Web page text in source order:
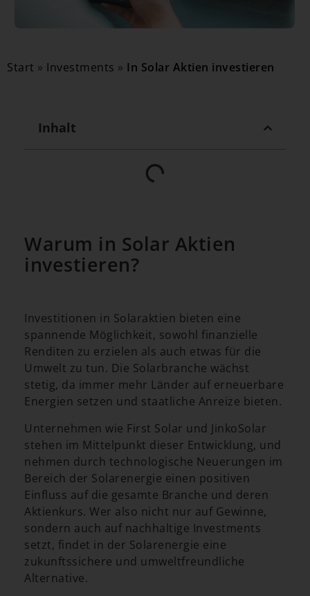
Start » Investments » In Solar Aktien investieren
Inhalt
Warum in Solar Aktien
investieren?
Investitionen in Solaraktien bieten eine
spannende Möglichkeit, sowohl finanzielle
Renditen zu erzielen als auch etwas für die
Umwelt zu tun. Die Solarbranche wächst
stetig, da immer mehr Länder auf erneuerbare
Energien setzen und staatliche Anreize bieten.
Unternehmen wie First Solar und JinkoSolar
stehen im Mittelpunkt dieser Entwicklung, und
nehmen durch technologische Neuerungen im
Bereich der Solarenergie einen positiven
Einfluss auf die gesamte Branche und deren
Aktienkurs. Wer also nicht nur auf Gewinne,
sondern auch auf nachhaltige Investments
setzt, findet in der Solarenergie eine
zukunftssichere und umweltfreundliche
Alternative.